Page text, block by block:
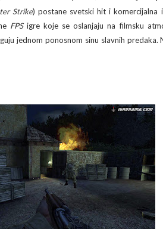
Strike) postane svetski hit i komercijalna
FPSigre koje se oslanjaju na filmsku
jednom ponosnom sinu slavnih predaka.